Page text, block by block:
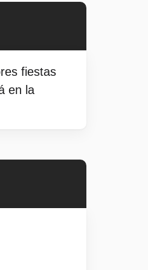
fiestas
en la